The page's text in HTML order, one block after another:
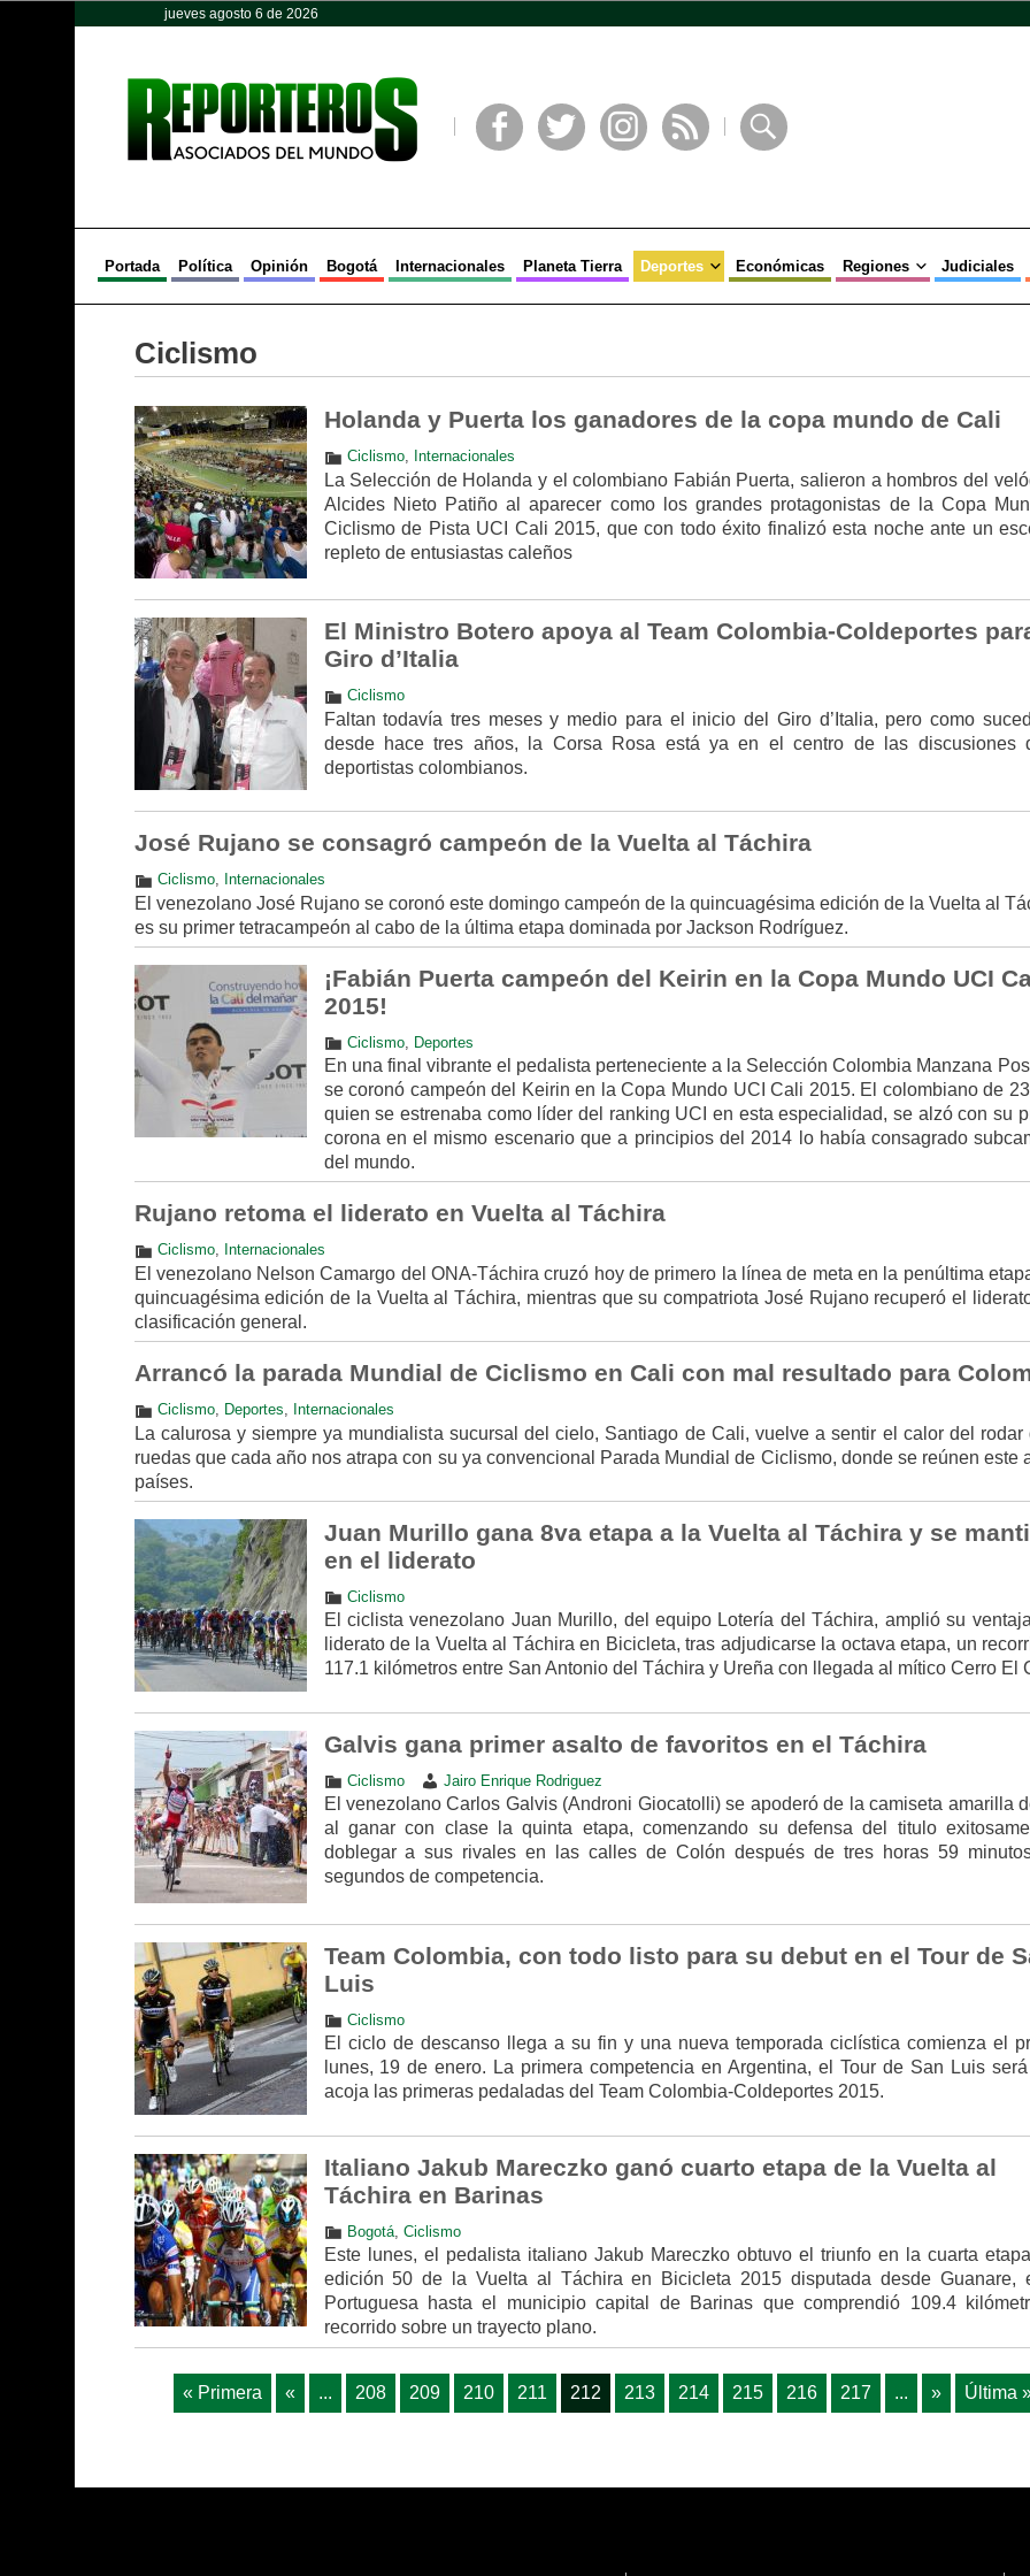
jueves agosto 6 de 2026
Portada Política Opinión Bogotá Internacionales Planeta Tierra Deportes Económicas Regiones Judiciales
Ciclismo
Holanda y Puerta los ganadores de la copa mundo de Cali
Ciclismo, Internacionales
La Selección de Holanda y el colombiano Fabián Puerta, salieron a hombros del
Alcides Nieto Patiño al aparecer como los grandes protagonistas de la Copa
Ciclismo de Pista UCI Cali 2015, que con todo éxito finalizó esta noche ante un
repleto de entusiastas caleños
El Ministro Botero apoya al Team Colombia-Coldeportes
Giro d’Italia
Ciclismo
Faltan todavía tres meses y medio para el inicio del Giro d’Italia, pero como
desde hace tres años, la Corsa Rosa está ya en el centro de las discusiones
deportistas colombianos.
José Rujano se consagró campeón de la Vuelta al Táchira
Ciclismo, Internacionales
El venezolano José Rujano se coronó este domingo campeón de la quincuagésima edición de la Vuelta al
es su primer tetracampeón al cabo de la última etapa dominada por Jackson Rodríguez.
¡Fabián Puerta campeón del Keirin en la Copa Mundo UCI
2015!
Ciclismo, Deportes
En una final vibrante el pedalista perteneciente a la Selección Colombia Manzana
se coronó campeón del Keirin en la Copa Mundo UCI Cali 2015. El colombiano de
quien se estrenaba como líder del ranking UCI en esta especialidad, se alzó con su
corona en el mismo escenario que a principios del 2014 lo había consagrado
del mundo.
Rujano retoma el liderato en Vuelta al Táchira
Ciclismo, Internacionales
El venezolano Nelson Camargo del ONA-Táchira cruzó hoy de primero la línea de meta en la penúltima
quincuagésima edición de la Vuelta al Táchira, mientras que su compatriota José Rujano recuperó el
clasificación general.
Arrancó la parada Mundial de Ciclismo en Cali con mal resultado para
Ciclismo, Deportes Internacionales
La calurosa y siempre ya mundialista sucursal del cielo, Santiago de Cali, vuelve a sentir el calor del rodar
ruedas que cada año nos atrapa con su ya convencional Parada Mundial de Ciclismo, donde se reúnen este
países.
Juan Murillo gana 8va etapa a la Vuelta al Táchira y se
en el liderato
Ciclismo
El ciclista venezolano Juan Murillo, del equipo Lotería del Táchira, amplió su
liderato de la Vuelta al Táchira en Bicicleta, tras adjudicarse la octava etapa, un
117.1 kilómetros entre San Antonio del Táchira y Ureña con llegada al mítico Cerro El
Galvis gana primer asalto de favoritos en el Táchira
Ciclismo Jairo Enrique Rodriguez
El venezolano Carlos Galvis (Androni Giocatolli) se apoderó de la camiseta amarilla
al ganar con clase la quinta etapa, comenzando su defensa del titulo
doblegar a sus rivales en las calles de Colón después de tres horas 59
segundos de competencia.
Team Colombia, con todo listo para su debut en el Tour de
Luis
Ciclismo
El ciclo de descanso llega a su fin y una nueva temporada ciclística comienza el
lunes, 19 de enero. La primera competencia en Argentina, el Tour de San Luis
acoja las primeras pedaladas del Team Colombia-Coldeportes 2015.
Italiano Jakub Mareczko ganó cuarto etapa de la Vuelta al
Táchira en Barinas
Bogotá, Ciclismo
Este lunes, el pedalista italiano Jakub Mareczko obtuvo el triunfo en la cuarta
edición 50 de la Vuelta al Táchira en Bicicleta 2015 disputada desde Guanare,
Portuguesa hasta el municipio capital de Barinas que comprendió 109.4
recorrido sobre un trayecto plano.
« Primera « ... 208 209 210 211 212 213 214 215 216 217 ... » Última
Opinión Política